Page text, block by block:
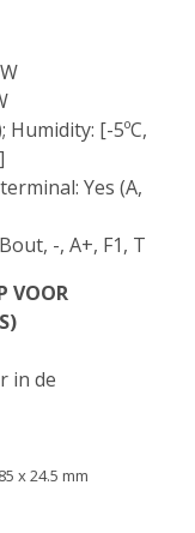
Humidity: [-5ºC,
Yes (A,
-, A+, F1, T
VOOR
in de
x 24.5 mm